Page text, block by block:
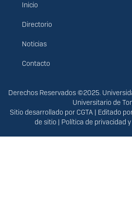
Menú
principal
Inicio
Directorio
Noticias
Contacto
Derechos
Derechos Reservados ©2025.
Universitario de
Sitio desarrollado por CGTA | Editado
de sitio | Política de privacidad